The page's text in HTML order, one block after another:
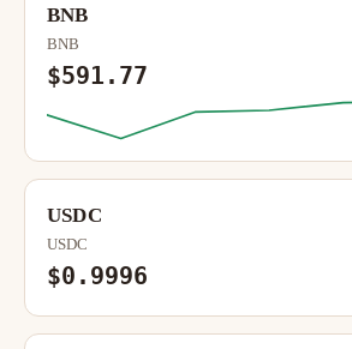
BNB
BNB
$591.77
USDC
USDC
$0.9996